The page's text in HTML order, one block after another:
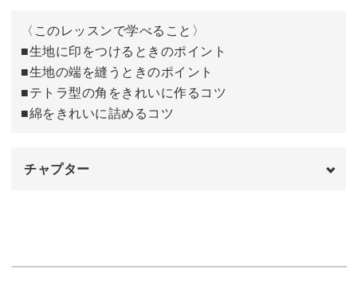
くぼでらようこ先生流の細かいポイントをチェックして、
可愛いピンクッションを完成させていきましょう。
新しく購入した生地以外にも、ソーイングで余ったはぎれ
や着なくなった洋服など、様々な生地で作ることができま
〈このレッスンで学べること〉
■生地に印をつけるときのポイント
■生地の端を縫うときのポイント
■テトラ型の角をきれいに作るコツ
■綿をきれいに詰めるコツ
チャプター